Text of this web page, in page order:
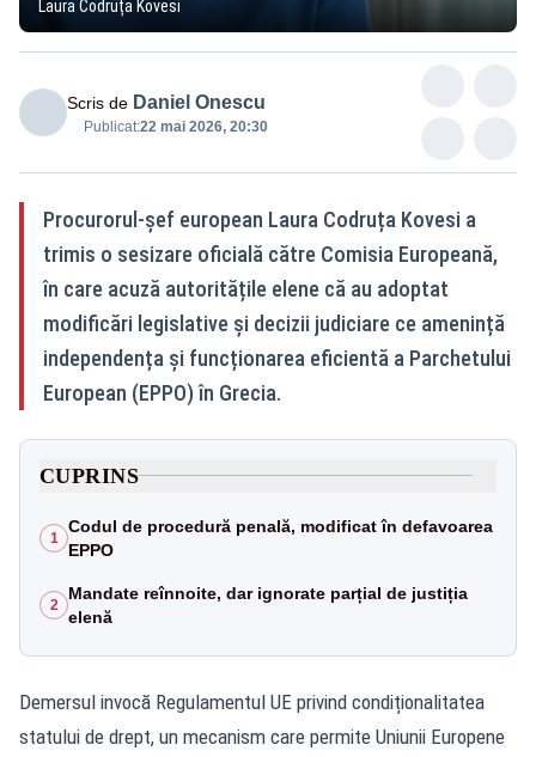
Laura Codruța Kovesi
Scris de Daniel Onescu
Publicat:22 mai 2026, 20:30
Procurorul-șef european Laura Codruța Kovesi a
trimis o sesizare oficială către Comisia Europeană,
în care acuză autoritățile elene că au adoptat
modificări legislative și decizii judiciare ce amenință
independența și funcționarea eficientă a Parchetului
European (EPPO) în Grecia.
CUPRINS
1
Codul de procedură penală, modificat în defavoarea
EPPO
2
Mandate reînnoite, dar ignorate parțial de justiția
elenă
Demersul invocă Regulamentul UE privind condiționalitatea
statului de drept, un mecanism care permite Uniunii Europene